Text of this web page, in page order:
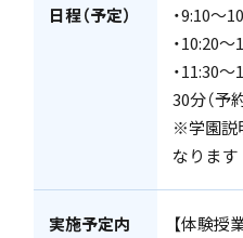
日程（予定）
・9:10～
・10:20
・11:30
30分（予
※学園説
なります
実施予定内
【体験授
スーパーサイエン